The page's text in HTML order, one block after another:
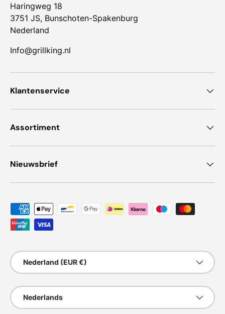
Haringweg 18
3751 JS, Bunschoten-Spakenburg
Nederland
Info@grillking.nl
Klantenservice
Assortiment
Nieuwsbrief
Geaccepteerde betaalmethoden
Land/Regio
Nederland (EUR €)
Taal
Nederlands